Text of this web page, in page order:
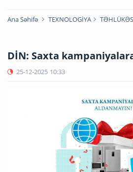
Ana Səhifə TEXNOLOGİYA
DİN: Saxta
25-12-2025 10:33